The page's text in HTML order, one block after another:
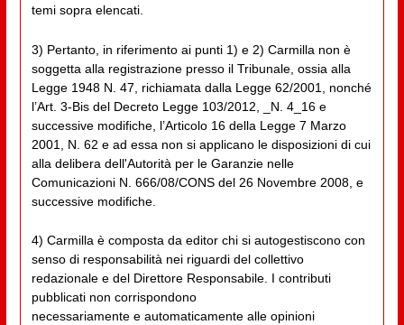
temi sopra elencati.
3) Pertanto, in riferimento ai punti 1) e 2) Carmilla non è
soggetta alla registrazione presso il Tribunale, ossia alla
Legge 1948 N. 47, richiamata dalla Legge 62/2001, nonché
l’Art. 3-Bis del Decreto Legge 103/2012, _N. 4_16 e
successive modifiche, l’Articolo 16 della Legge 7 Marzo
2001, N. 62 e ad essa non si applicano le disposizioni di cui
alla delibera dell'Autorità per le Garanzie nelle
Comunicazioni N. 666/08/CONS del 26 Novembre 2008, e
successive modifiche.
4) Carmilla è composta da editor chi si autogestiscono con
senso di responsabilità nei riguardi del collettivo
redazionale e del Direttore Responsabile. I contributi
pubblicati non corrispondono
necessariamente e automaticamente alle opinioni